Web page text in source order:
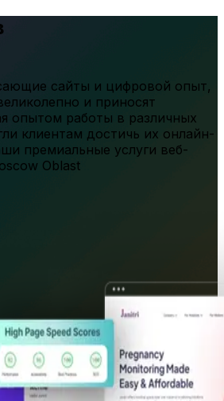
сайты и цифровой опыт,
и приносят
опытом работы в различных
клиентам достичь их онлайн-
премиальные услуги веб-
Oblast